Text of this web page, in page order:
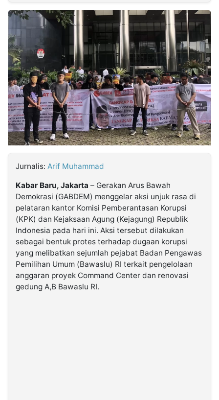
INDONESIA
Partner
Insight
NTB
Suara
Time
Lens
IDN
Daily
Jogja
Jalan
Rakyat
Idealita
News
Kita
Notice
Dinamikapost.com
Radar
Baru
Seedbacklink
Follow
Kabarbaru
2026
Jurnalis: Arif Muhammad
Kabar Baru, Jakarta – Gerakan Arus Bawah
Demokrasi (GABDEM) menggelar aksi unjuk rasa di
pelataran kantor Komisi Pemberantasan Korupsi
(KPK) dan Kejaksaan Agung (Kejagung) Republik
Indonesia pada hari ini. Aksi tersebut dilakukan
sebagai bentuk protes terhadap dugaan korupsi
yang melibatkan sejumlah pejabat Badan Pengawas
Pemilihan Umum (Bawaslu) RI terkait pengelolaan
anggaran proyek Command Center dan renovasi
gedung A,B Bawaslu RI.